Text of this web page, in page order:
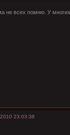
не всех помню. У
23:03:38